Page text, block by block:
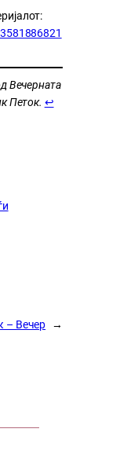
Вечерната
Петок. ↩︎
– Вечер
→